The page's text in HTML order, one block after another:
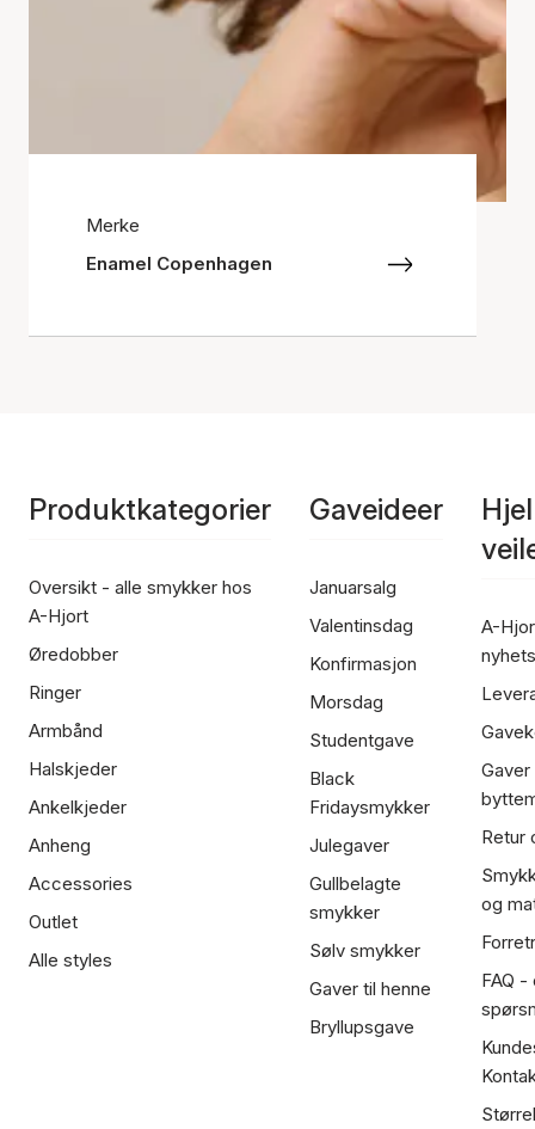
Merke
Enamel Copenhagen
Produktkategorier
Oversikt - alle smykker hos
A-Hjort
Øredobber
Ringer
Armbånd
Halskjeder
Ankelkjeder
Anheng
Accessories
Outlet
Alle styles
Gaveideer
Januarsalg
Valentinsdag
Konfirmasjon
Morsdag
Studentgave
Black
Fridaysmykker
Julegaver
Gullbelagte
smykker
Sølv smykker
Gaver til henne
Bryllupsgave
A-
Retur
og
FAQ